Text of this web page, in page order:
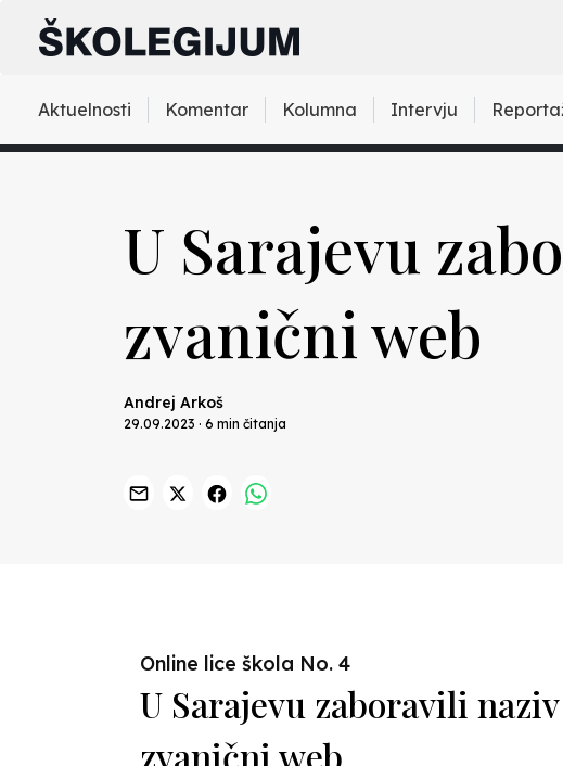
Aktuelnosti Komentar Kolumna Intervju
U Sarajevu
zvanični web
Andrej Arkoš
29.09.2023 · 6 min čitanja
Online lice škola No. 4
U Sarajevu zaboravili
zvanični web